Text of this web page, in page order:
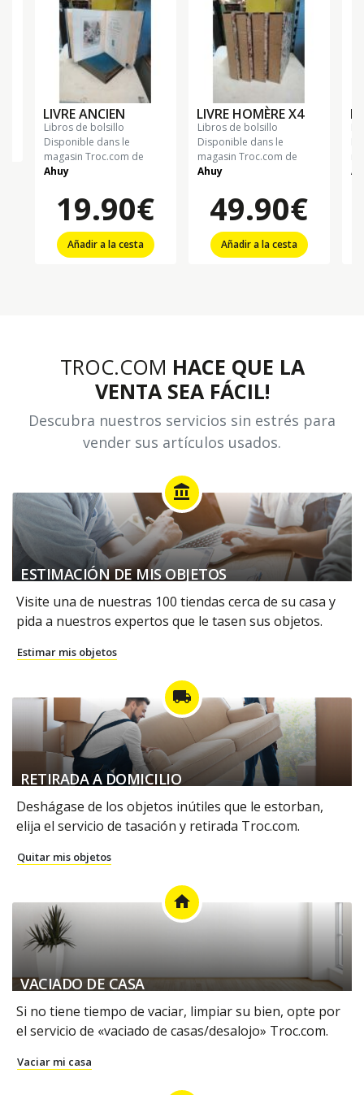
LIVRE ANCIEN
libros de bolsillo
Disponible dans le
magasin Troc.com de
Ahuy
19.90€
Añadir a la cesta
LIVRE HOMÈRE X4
libros de bolsillo
Disponible dans le
magasin Troc.com de
Ahuy
49.90€
Añadir a la cesta
TROC.COM HACE QUE LA
VENTA SEA FÁCIL!
Descubra nuestros servicios sin estrés para
vender sus artículos usados.
account_balance
ESTIMACIÓN DE MIS OBJETOS
Visite una de nuestras 100 tiendas cerca de su casa y
pida a nuestros expertos que le tasen sus objetos.
Estimar mis objetos
local_shipping
RETIRADA A DOMICILIO
Deshágase de los objetos inútiles que le estorban,
elija el servicio de tasación y retirada Troc.com.
Quitar mis objetos
home
VACIADO DE CASA
Si no tiene tiempo de vaciar, limpiar su bien, opte por
el servicio de «vaciado de casas/desalojo» Troc.com.
Vaciar mi casa